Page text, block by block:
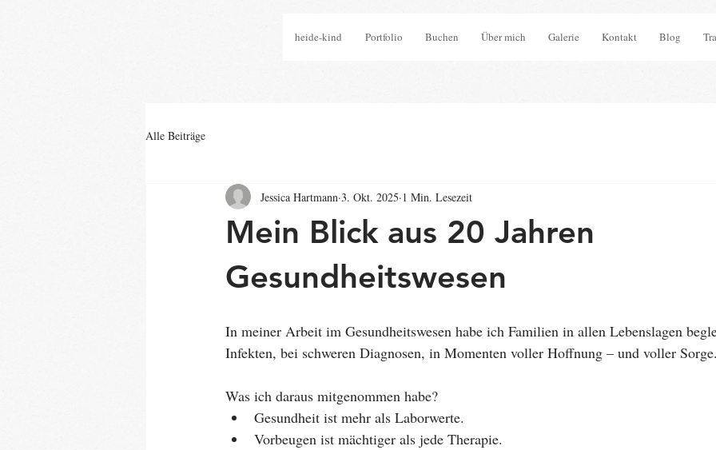
heide-kind Portfolio Buchen Über mich Galerie Kontakt Blog
Alle Beiträge
Mein Blick aus 20 Jahren
Gesundheitswesen
Jessica Hartmann 3. Okt. 2025 1 Min. Lesezeit
In meiner Arbeit im Gesundheitswesen habe ich Familien in allen Lebenslagen
Infekten, bei schweren Diagnosen, in Momenten voller Hoffnung – und voller
Was ich daraus mitgenommen habe?
Gesundheit ist mehr als Laborwerte.
Vorbeugen ist mächtiger als jede Therapie.